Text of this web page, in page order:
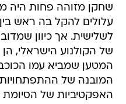
שחקן מזוהה פחות היה
עלולים להקל בה ראש
לשלישית. אך כיוון
של הקולנוע הישראלי,
המטען שמביא עמו
המובנה של
האפקטיביות של